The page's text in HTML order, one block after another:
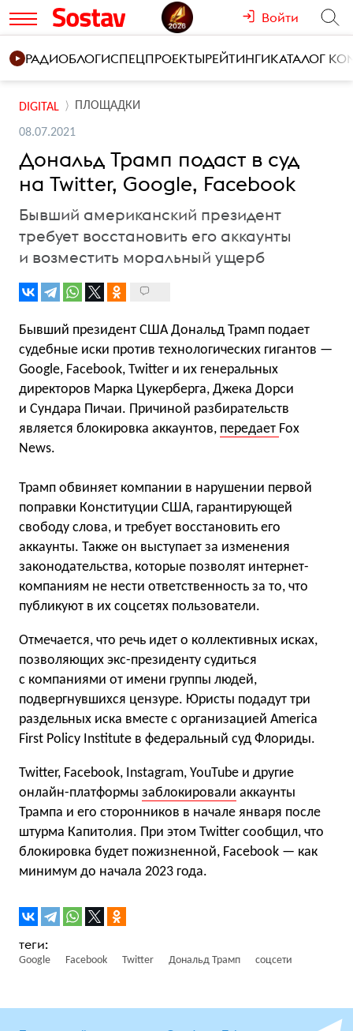
Войти
РАДИОБЛОГИСПЕЦПРОЕКТЫРЕЙТИНГИКАТАЛОГ
DIGITAL ПЛОЩАДКИ
08.07.2021
Дональд Трамп подаст в суд
на Twitter, Google, Facebook
Бывший американский президент
требует восстановить его аккаунты
и возместить моральный ущерб
Бывший президент США Дональд Трамп подает
судебные иски против технологических гигантов —
Google, Facebook, Twitter и их генеральных
директоров Марка Цукерберга, Джека Дорси
и Сундара Пичаи. Причиной разбирательств
является блокировка аккаунтов, передает Fox
News.
Трамп обвиняет компании в нарушении первой
поправки Конституции США, гарантирующей
свободу слова, и требует восстановить его
аккаунты. Также он выступает за изменения
законодательства, которые позволят интернет-
компаниям не нести ответственность за то, что
публикуют в их соцсетях пользователи.
Отмечается, что речь идет о коллективных исках,
позволяющих экс-президенту судиться
с компаниями от имени группы людей,
подвергнувшихся цензуре. Юристы подадут три
раздельных иска вместе с организацией America
First Policy Institute в федеральный суд Флориды.
Twitter, Facebook, Instagram, YouTube и другие
онлайн-платформы заблокировали аккаунты
Трампа и его сторонников в начале января после
штурма Капитолия. При этом Twitter сообщил, что
блокировка будет пожизненной, Facebook — как
минимум до начала 2023 года.
Google Facebook Twitter Дональд Трамп соцсети